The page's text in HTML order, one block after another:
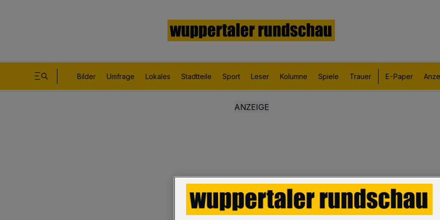
Bilder Umfrage Lokales Stadtteile Sport Leser Kolumne Spiele Trauer E-Paper